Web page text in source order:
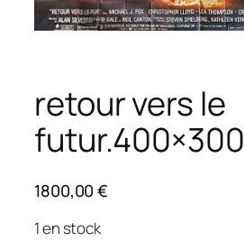
retour vers le
futur.400×300
1800,00€
1 en stock